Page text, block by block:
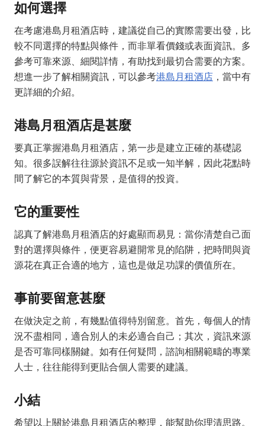
如何選擇
在考慮港島月租酒店時，建議從自己的實際需要出發，比
較不同選擇的特點與條件，而非單看價錢或表面資訊。多
參考可靠來源、細閱詳情，有助找到最切合需要的方案。
想進一步了解相關資訊，可以參考港島月租酒店 ，當中有
更詳細的介紹。
港島月租酒店是甚麼
要真正掌握港島月租酒店，第一步是建立正確的基礎認
知。很多誤解往往源於資訊不足或一知半解，因此花點時
間了解它的本質與背景，是值得的投資。
它的重要性
認真了解港島月租酒店的好處顯而易見：當你清楚自己面
對的選擇與條件，便更容易避開常見的陷阱，把時間與資
源花在真正合適的地方，這也是做足功課的價值所在。
事前要留意甚麼
在做決定之前，有幾點值得特別留意。首先，每個人的情
況不盡相同，適合別人的未必適合自己；其次，資訊來源
是否可靠同樣關鍵。如有任何疑問，諮詢相關範疇的專業
人士，往往能得到更貼合個人需要的建議。
小結
希望以上關於港島月租酒店的整理，能幫助你理清思路。